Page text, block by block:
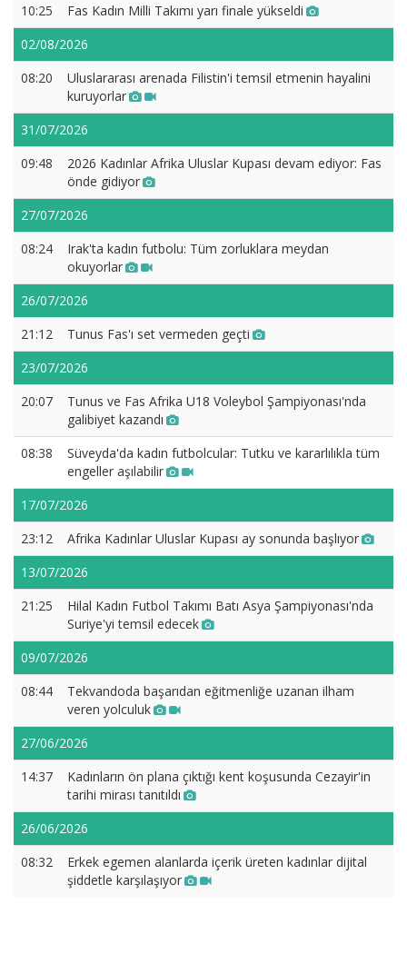
10:25
Fas Kadın Milli Takımı yarı finale yükseldi
02/08/2026
08:20
Uluslararası arenada Filistin'i temsil etmenin hayalini
kuruyorlar
31/07/2026
09:48
2026 Kadınlar Afrika Uluslar Kupası devam ediyor: Fas
önde gidiyor
27/07/2026
08:24
Irak'ta kadın futbolu: Tüm zorluklara meydan
okuyorlar
26/07/2026
21:12
Tunus Fas'ı set vermeden geçti
23/07/2026
20:07
Tunus ve Fas Afrika U18 Voleybol Şampiyonası'nda
galibiyet kazandı
08:38
Süveyda'da kadın futbolcular: Tutku ve kararlılıkla tüm
engeller aşılabilir
17/07/2026
23:12
Afrika Kadınlar Uluslar Kupası ay sonunda başlıyor
13/07/2026
21:25
Hilal Kadın Futbol Takımı Batı Asya Şampiyonası'nda
Suriye'yi temsil edecek
09/07/2026
08:44
Tekvandoda başarıdan eğitmenliğe uzanan ilham
veren yolculuk
27/06/2026
14:37
Kadınların ön plana çıktığı kent koşusunda Cezayir'in
tarihi mirası tanıtıldı
26/06/2026
08:32
Erkek egemen alanlarda içerik üreten kadınlar dijital
şiddetle karşılaşıyor